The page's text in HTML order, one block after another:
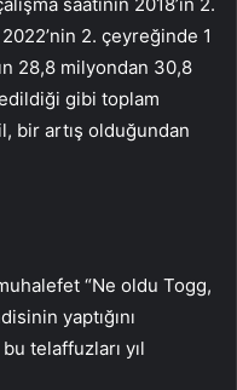
2. çeyreğinde 1
28,8 milyondan 30,8
gibi toplam
bir artış olduğundan
“Ne oldu Togg,
yaptığını
telaffuzları yıl